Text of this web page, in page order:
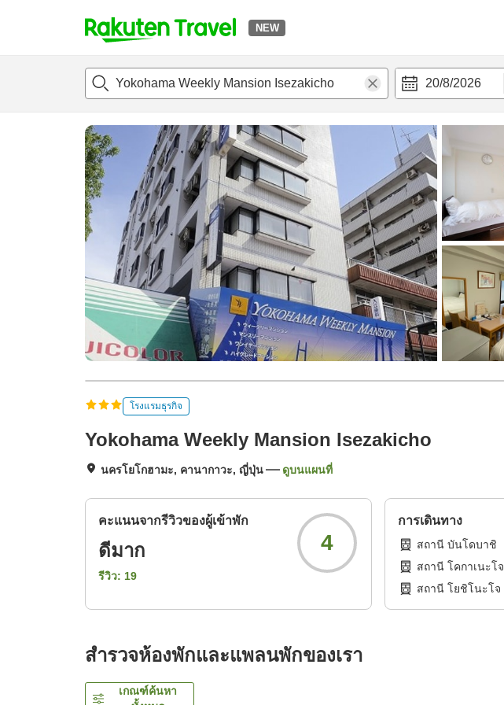
NEW
t
p
a
g
e
_
s
e
a
r
20/8/2026
แนะนำที่พักห้องพักและแพลนพักรีวิวสิ่่งอำนวยความสะดวก
โรงแรมธุรกิจ
Yokohama Weekly Mansion Isezakicho
นครโยโกฮามะ, คานากาวะ, ญี่ปุ่น ดูบนแผนที่
คะแนนจากรีวิวของผู้เข้าพัก
ดีมาก
รีวิว: 19
4
การเดินทาง
สถานี บันโดบาชิ
สถานี โคกาเนะโจ
สถานี โยชิโนะโจ
สำรวจห้องพักและแพลนพักของเรา
เกณฑ์ค้นหา